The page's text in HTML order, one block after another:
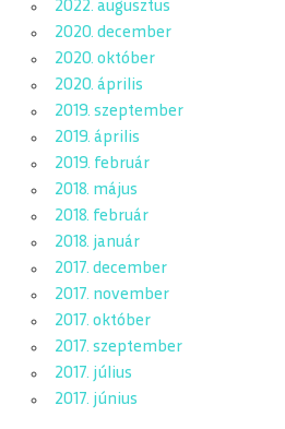
2022. augusztus
2020. december
2020. október
2020. április
2019. szeptember
2019. április
2019. február
2018. május
2018. február
2018. január
2017. december
2017. november
2017. október
2017. szeptember
2017. július
2017. június